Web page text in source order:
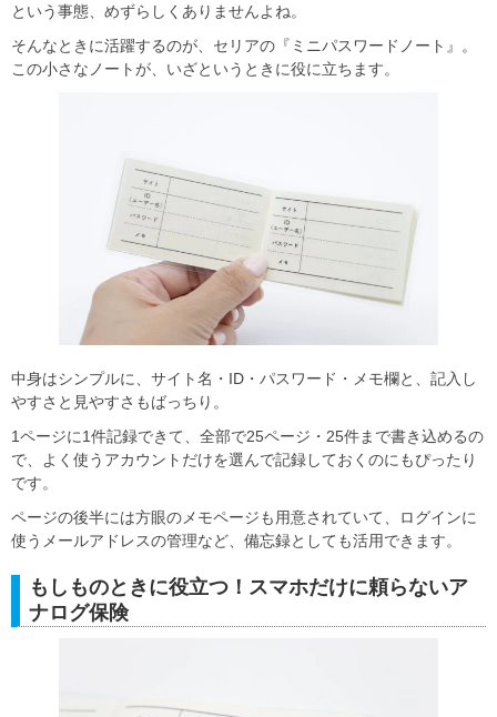
という事態、めずらしくありませんよね。
そんなときに活躍するのが、セリアの『ミニパスワードノート』。
この小さなノートが、いざというときに役に立ちます。
中身はシンプルに、サイト名・ID・パスワード・メモ欄と、記入し
やすさと見やすさもばっちり。
1ページに1件記録できて、全部で25ページ・25件まで書き込めるの
で、よく使うアカウントだけを選んで記録しておくのにもぴったり
です。
ページの後半には方眼のメモページも用意されていて、ログインに
使うメールアドレスの管理など、備忘録としても活用できます。
もしものときに役立つ！スマホだけに頼らないア
ナログ保険